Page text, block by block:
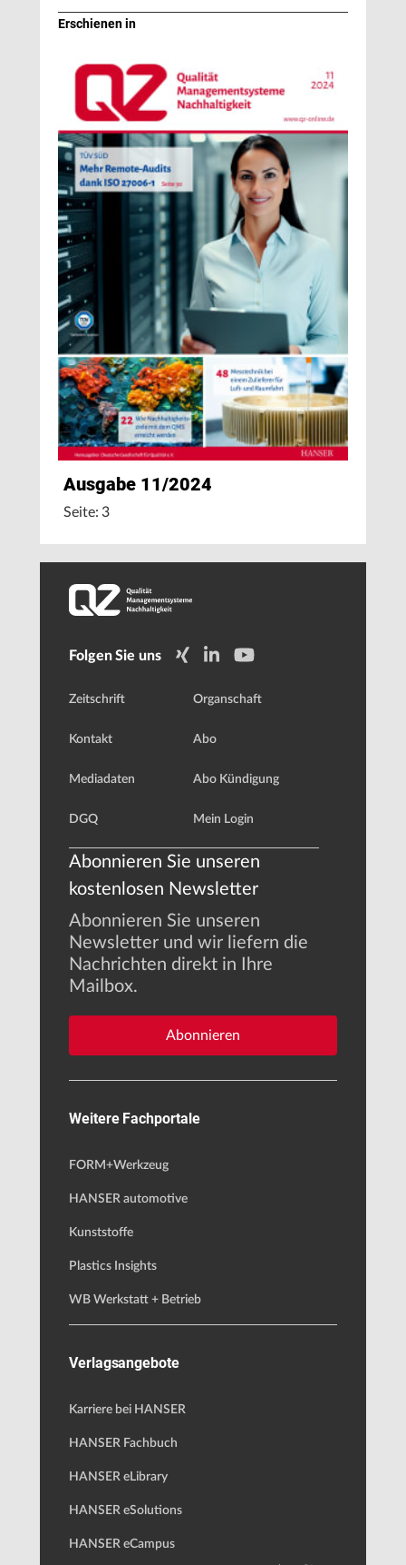
Erschienen in
Ausgabe 11/2024
Seite: 3
Folgen Sie uns
Zeitschrift
Kontakt
Mediadaten
DGQ
Organschaft
Abo
Abo Kündigung
Mein Login
Abonnieren Sie unseren
kostenlosen Newsletter
Abonnieren Sie unseren
Newsletter und wir liefern die
Nachrichten direkt in Ihre
Mailbox.
Abonnieren
Weitere Fachportale
FORM+Werkzeug
HANSER automotive
Kunststoffe
Plastics Insights
WB Werkstatt + Betrieb
Verlagsangebote
Karriere bei HANSER
HANSER Fachbuch
HANSER eLibrary
HANSER eSolutions
HANSER eCampus